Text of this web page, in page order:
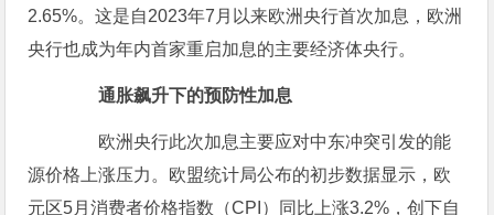
2.65%。这是自2023年7月以来欧洲央行首次加息，欧洲
央行也成为年内首家重启加息的主要经济体央行。
通胀飙升下的预防性加息
欧洲央行此次加息主要应对中东冲突引发的能
源价格上涨压力。欧盟统计局公布的初步数据显示，欧
元区5月消费者价格指数（CPI）同比上涨3.2%，创下自